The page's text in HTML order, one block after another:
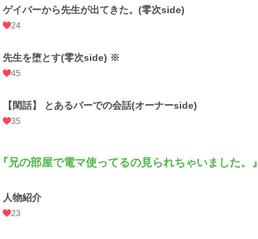
ゲイバーから先生が出てきた。(零次side)
24
先生を堕とす(零次side) ※
45
【閑話】 とあるバーでの会話(オーナーside)
35
『兄の部屋で電マ使ってるの見られちゃいました。』
人物紹介
23